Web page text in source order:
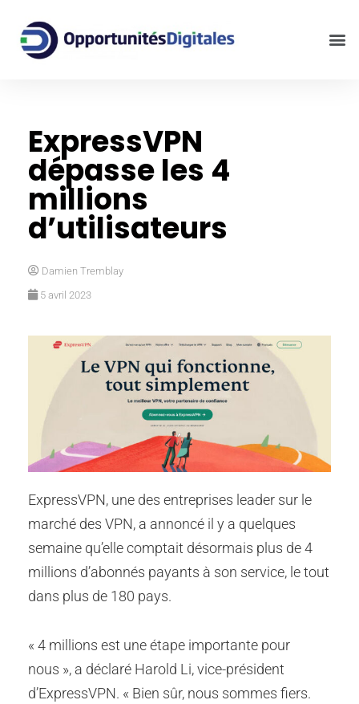
ExpressVPN
dépasse les 4
millions
d’utilisateurs
Damien Tremblay
5 avril 2023
ExpressVPN, une des entreprises leader sur le
marché des VPN, a annoncé il y a quelques
semaine qu’elle comptait désormais plus de 4
millions d’abonnés payants à son service, le tout
dans plus de 180 pays.
« 4 millions est une étape importante pour
nous », a déclaré Harold Li, vice-président
d’ExpressVPN. « Bien sûr, nous sommes fiers.